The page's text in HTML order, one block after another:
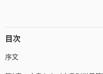
目次
序文